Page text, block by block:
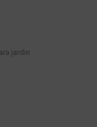
jardin